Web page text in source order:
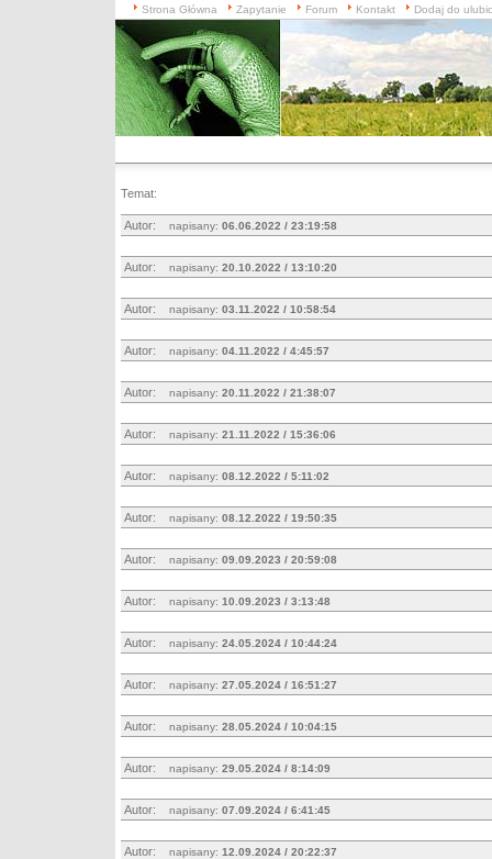
Strona Główna Zapytanie Forum Kontakt Dodaj do
Temat:
Autor: napisany: 06.06.2022 / 23:19:58
Autor: napisany: 20.10.2022 / 13:10:20
Autor: napisany: 03.11.2022 / 10:58:54
Autor: napisany: 04.11.2022 / 4:45:57
Autor: napisany: 20.11.2022 / 21:38:07
Autor: napisany: 21.11.2022 / 15:36:06
Autor: napisany: 08.12.2022 / 5:11:02
Autor: napisany: 08.12.2022 / 19:50:35
Autor: napisany: 09.09.2023 / 20:59:08
Autor: napisany: 10.09.2023 / 3:13:48
Autor: napisany: 24.05.2024 / 10:44:24
Autor: napisany: 27.05.2024 / 16:51:27
Autor: napisany: 28.05.2024 / 10:04:15
Autor: napisany: 29.05.2024 / 8:14:09
Autor: napisany: 07.09.2024 / 6:41:45
Autor: napisany: 12.09.2024 / 20:22:37